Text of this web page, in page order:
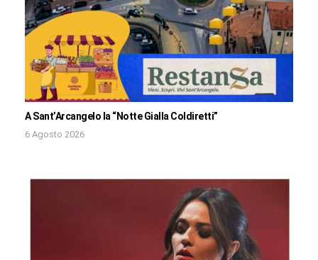
A Sant’Arcangelo la “Notte Gialla Coldiretti”
6 Agosto 2026